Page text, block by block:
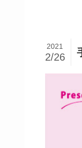
2021
2/26